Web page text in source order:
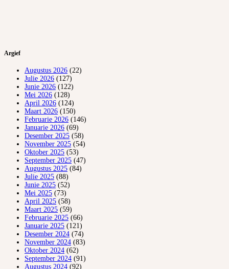
Argief
Augustus 2026 (22)
Julie 2026 (127)
Junie 2026 (122)
Mei 2026 (128)
April 2026 (124)
Maart 2026 (150)
Februarie 2026 (146)
Januarie 2026 (69)
Desember 2025 (58)
November 2025 (54)
Oktober 2025 (53)
September 2025 (47)
Augustus 2025 (84)
Julie 2025 (88)
Junie 2025 (52)
Mei 2025 (73)
April 2025 (58)
Maart 2025 (59)
Februarie 2025 (66)
Januarie 2025 (121)
Desember 2024 (74)
November 2024 (83)
Oktober 2024 (62)
September 2024 (91)
Augustus 2024 (92)